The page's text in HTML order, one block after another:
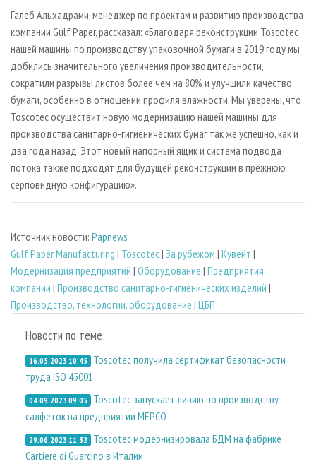
Галеб Альхадрами, менеджер по проектам и развитию производства
компании Gulf Paper, рассказал: «Благодаря реконструкции Toscotec
нашей машины по производству упаковочной бумаги в 2019 году мы
добились значительного увеличения производительности,
сократили разрывы листов более чем на 80% и улучшили качество
бумаги, особенно в отношении профиля влажности. Мы уверены, что
Toscotec осуществит новую модернизацию нашей машины для
производства санитарно-гигиенических бумаг так же успешно, как и
два года назад. Этот новый напорный ящик и система подвода
потока также подходят для будущей реконструкции в прежнюю
серповидную конфигурацию».
Источник новости: Papnews
Gulf Paper Manufacturing | Toscotec| За рубежом | Кувейт |
Модернизация предприятий | Оборудование | Предприятия,
компании | Производство санитарно-гигиенических изделий |
Производство, технологии, оборудование | ЦБП
Новости по теме:
16.05.2023 10:45
Toscotec получила сертификат безопасности
труда ISO 45001
04.09.2023 09:05
Toscotec запускает линию по производству
салфеток на предприятии MEPCO
29.06.2023 11:32
Toscotec модернизировала БДМ на фабрике
Cartiere di Guarcino в Италии